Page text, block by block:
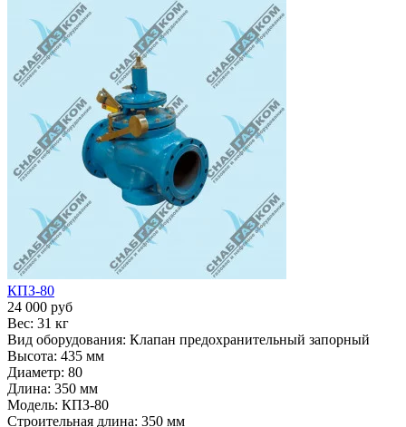
КПЗ-80
24 000 руб
Вес: 31 кг
Вид оборудования: Клапан предохранительный запорный
Высота: 435 мм
Диаметр: 80
Длина: 350 мм
Модель: КПЗ-80
Строительная длина: 350 мм